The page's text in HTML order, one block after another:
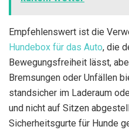
Empfehlenswert ist die
Hundebox für das Auto, die
Bewegungsfreiheit lässt,
Bremsungen oder Unfällen
standsicher im Laderaum
und nicht auf Sitzen
Sicherheitsgurte für Hunde